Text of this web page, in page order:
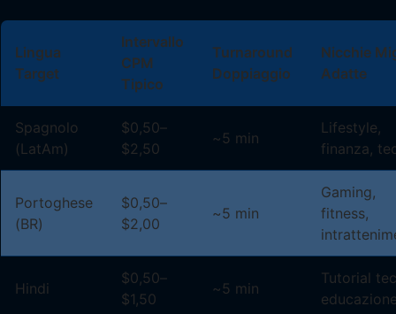
Lingua
Target
Intervallo
CPM
Tipico
Turnaround
Doppiaggio
Nicchie
Adatte
Spagnolo
(LatAm)
$0,50–
$2,50
~5 min
Lifestyle,
finanza,
Portoghese
(BR)
$0,50–
$2,00
~5 min
Gaming,
fitness,
Hindi
$0,50–
$1,50
~5 min
Tutorial